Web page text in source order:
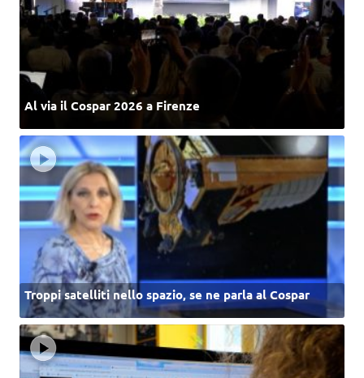
Al via il Cospar 2026 a Firenze
Troppi satelliti nello spazio, se ne parla al Cospar